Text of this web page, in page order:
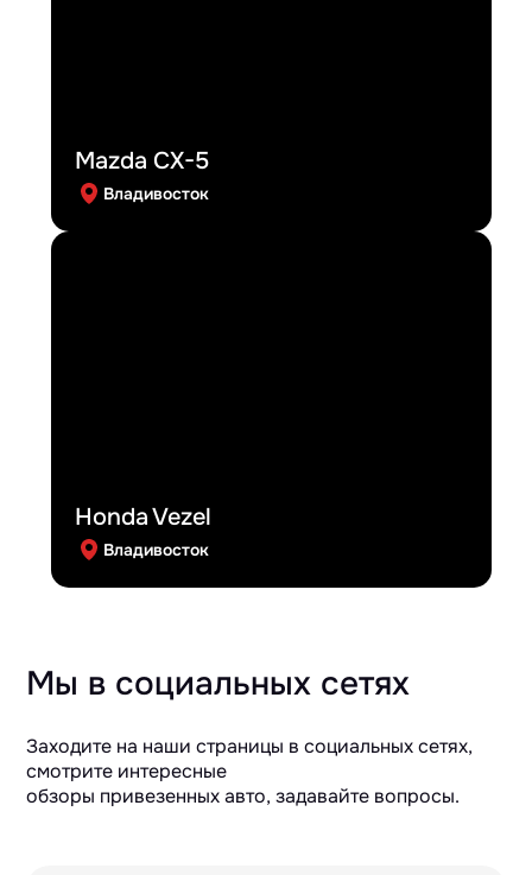
Mazda CX-5
Владивосток
Honda Vezel
Владивосток
Мы в социальных сетях
Заходите на наши страницы в социальных сетях,
смотрите интересные
обзоры привезенных авто, задавайте вопросы.